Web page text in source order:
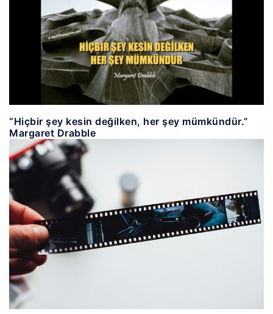
“Hiçbir şey kesin değilken, her şey mümkündür.”
Margaret Drabble